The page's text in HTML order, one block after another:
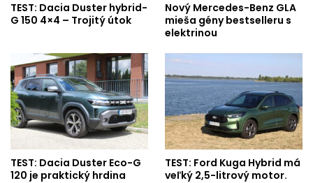
TEST: Dacia Duster hybrid-
G 150 4×4 – Trojitý útok
Nový Mercedes-Benz GLA
mieša gény bestselleru s
elektrinou
TEST: Dacia Duster Eco-G
120 je praktický hrdina
TEST: Ford Kuga Hybrid má
veľký 2,5-litrový motor.